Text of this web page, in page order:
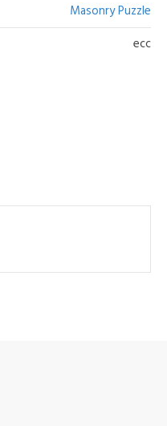
Masonry Puzzle
ecc